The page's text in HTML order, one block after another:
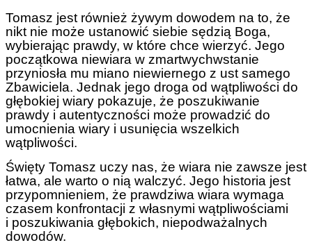
Tomasz jest również żywym dowodem na to, że
nikt nie może ustanowić siebie sędzią Boga,
wybierając prawdy, w które chce wierzyć. Jego
początkowa niewiara w zmartwychwstanie
przyniosła mu miano niewiernego z ust samego
Zbawiciela. Jednak jego droga od wątpliwości do
głębokiej wiary pokazuje, że poszukiwanie
prawdy i autentyczności może prowadzić do
umocnienia wiary i usunięcia wszelkich
wątpliwości.
Święty Tomasz uczy nas, że wiara nie zawsze jest
łatwa, ale warto o nią walczyć. Jego historia jest
przypomnieniem, że prawdziwa wiara wymaga
czasem konfrontacji z własnymi wątpliwościami
i poszukiwania głębokich, niepodważalnych
dowodów.